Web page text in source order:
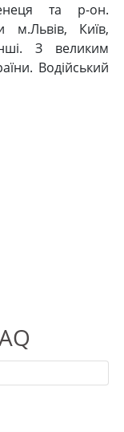
та р-он.
м.Львів, Київ,
З великим
Водійський